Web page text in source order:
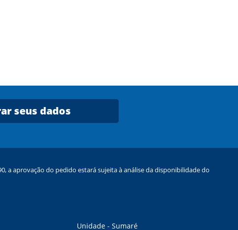
seus dados
a aprovação do pedido estará sujeita à análise da disponibilidade do
Unidade - Sumaré